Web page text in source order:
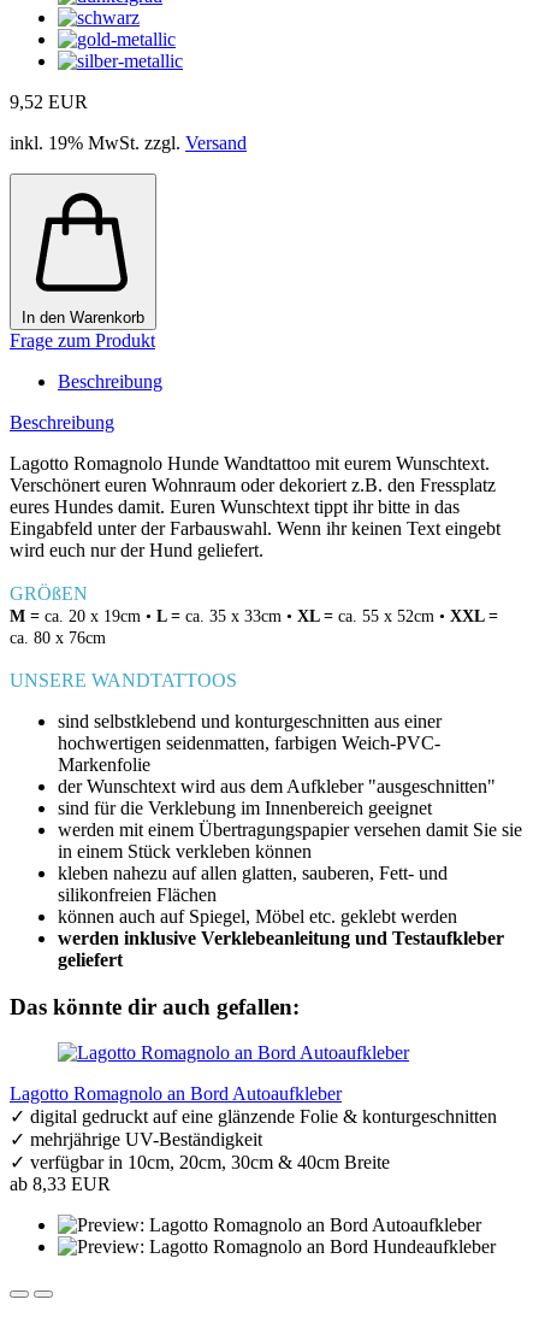
9,52 EUR
inkl. 19% MwSt. zzgl. Versand
In den Warenkorb
Frage zum Produkt
Beschreibung
Beschreibung
Lagotto Romagnolo Hunde Wandtattoo mit eurem Wunschtext.
Verschönert euren Wohnraum oder dekoriert z.B. den Fressplatz
eures Hundes damit. Euren Wunschtext tippt ihr bitte in das
Eingabfeld unter der Farbauswahl. Wenn ihr keinen Text eingebt
wird euch nur der Hund geliefert.
GRÖßEN
M = ca. 20 x 19cm • L = ca. 35 x 33cm • XL = ca. 55 x 52cm • XXL =
ca. 80 x 76cm
UNSERE WANDTATTOOS
sind selbstklebend und konturgeschnitten aus einer
hochwertigen seidenmatten, farbigen Weich-PVC-
Markenfolie
der Wunschtext wird aus dem Aufkleber "ausgeschnitten"
sind für die Verklebung im Innenbereich geeignet
werden mit einem Übertragungspapier versehen damit Sie sie
in einem Stück verkleben können
kleben nahezu auf allen glatten, sauberen, Fett- und
silikonfreien Flächen
können auch auf Spiegel, Möbel etc. geklebt werden
werden inklusive Verklebeanleitung und Testaufkleber
geliefert
Das könnte dir auch gefallen:
Lagotto Romagnolo an Bord Autoaufkleber
✓ digital gedruckt auf eine glänzende Folie & konturgeschnitten
✓ mehrjährige UV-Beständigkeit
✓ verfügbar in 10cm, 20cm, 30cm & 40cm Breite
ab 8,33 EUR